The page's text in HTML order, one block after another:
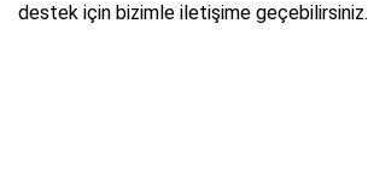
destek için bizimle iletişime geçebilirsiniz.